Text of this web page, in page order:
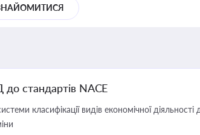
до стандартів NACE
класифікації видів економічної діяльності